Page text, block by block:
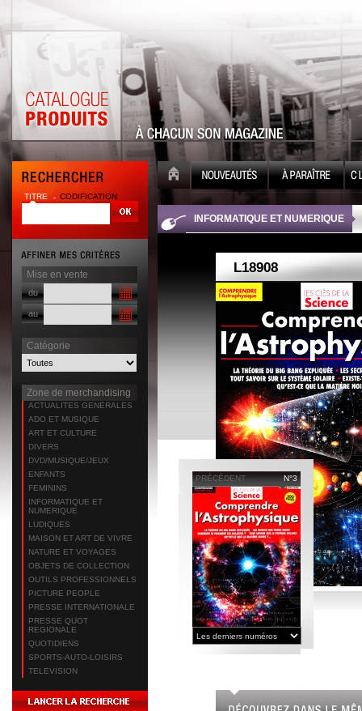
TITRE CODIFICATION
Mise en vente
du
au
Catégorie
Zone de merchandising
ACTUALITES GENERALES
ADO ET MUSIQUE
ART ET CULTURE
DIVERS
DVD/MUSIQUE/JEUX
ENFANTS
FEMININS
INFORMATIQUE ET
NUMERIQUE
LUDIQUES
MAISON ET ART DE VIVRE
NATURE ET VOYAGES
OBJETS DE COLLECTION
OUTILS PROFESSIONNELS
PICTURE PEOPLE
PRESSE INTERNATIONALE
PRESSE QUOT
REGIONALE
QUOTIDIENS
SPORTS-AUTO-LOISIRS
TELEVISION
INFORMATIQUE ET NUMERIQUE
PRÉCÉDENT N°3